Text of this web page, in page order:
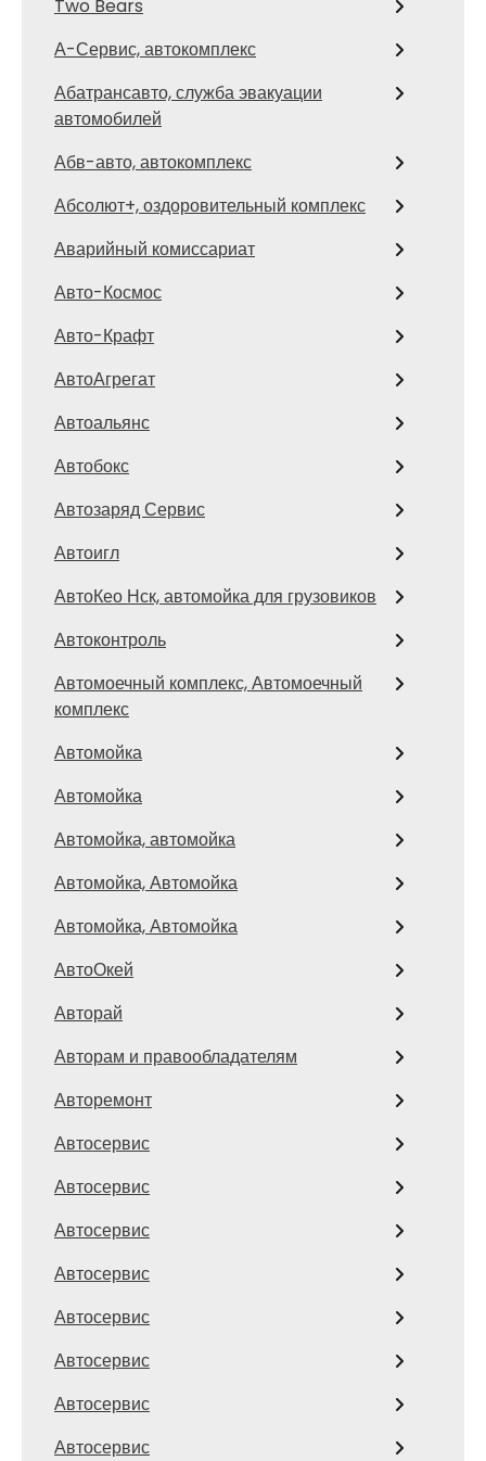
Two Bears
А-Сервис, автокомплекс
Абатрансавто, служба эвакуации
автомобилей
Абв-авто, автокомплекс
Абсолют+, оздоровительный комплекс
Аварийный комиссариат
Авто-Космос
Авто-Крафт
АвтоАгрегат
Автоальянс
Автобокс
Автозаряд Сервис
Автоигл
АвтоКео Нск, автомойка для грузовиков
Автоконтроль
Автомоечный комплекс, Автомоечный
комплекс
Автомойка
Автомойка
Автомойка, автомойка
Автомойка, Автомойка
Автомойка, Автомойка
АвтоОкей
Авторай
Авторам и правообладателям
Авторемонт
Автосервис
Автосервис
Автосервис
Автосервис
Автосервис
Автосервис
Автосервис
Автосервис